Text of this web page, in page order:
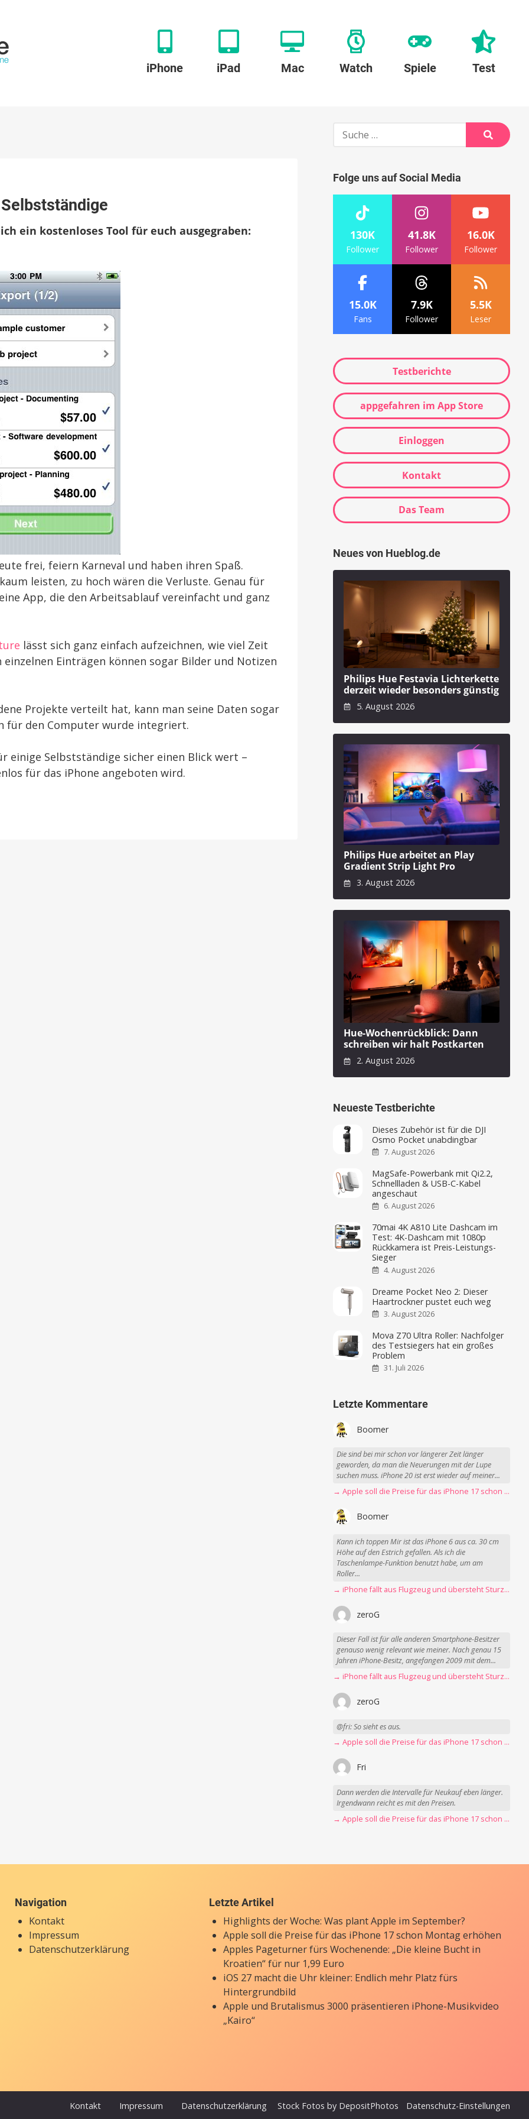
iPhone iPad Mac Watch Spiele Test
ein kostenloses Tool für euch ausgegraben:
frei, feiern Karneval und haben ihren Spaß.
leisten, zu hoch wären die Verluste. Genau für
App, die den Arbeitsablauf vereinfacht und ganz
lässt sich ganz einfach aufzeichnen, wie viel Zeit
Einträgen können sogar Bilder und Notizen
Projekte verteilt hat, kann man seine Daten sogar
für den Computer wurde integriert.
einige Selbstständige sicher einen Blick wert –
für das iPhone angeboten wird.
Suche
Suche
Folge uns auf Social Media
130K
Follower
41.8K
Follower
16.0K
Follower
15.0K
Fans
7.9K
Follower
5.5K
Leser
Testberichte
appgefahren im App Store
Einloggen
Kontakt
Das Team
Neues von Hueblog.de
Philips Hue Festavia Lichterkette
derzeit wieder besonders günstig
5. August 2026
Philips Hue arbeitet an Play
Gradient Strip Light Pro
3. August 2026
Hue-Wochenrückblick: Dann
schreiben wir halt Postkarten
2. August 2026
Neueste Testberichte
Dieses Zubehör ist für die DJI
Osmo Pocket unabdingbar
7. August 2026
MagSafe-Powerbank mit Qi2.2,
Schnellladen & USB-C-Kabel
angeschaut
6. August 2026
70mai 4K A810 Lite Dashcam im
Test: 4K-Dashcam mit 1080p
Rückkamera ist Preis-Leistungs-
Sieger
4. August 2026
Dreame Pocket Neo 2: Dieser
Haartrockner pustet euch weg
3. August 2026
Mova Z70 Ultra Roller: Nachfolger
des Testsiegers hat ein großes
Problem
31. Juli 2026
Letzte Kommentare
Boomer
Die sind bei mir schon vor längerer Zeit länger
geworden, da man die Neuerungen mit der Lupe
suchen muss. iPhone 20 ist erst wieder auf meiner...
→ Apple soll die Preise für das iPhone 17 schon Montag erhöhen
Boomer
Kann ich toppen Mir ist das iPhone 6 aus ca. 30 cm
Höhe auf den Estrich gefallen. Als ich die
Taschenlampe-Funktion benutzt habe, um am
Roller...
→ iPhone fällt aus Flugzeug und übersteht Sturz unbeschadet
zeroG
Dieser Fall ist für alle anderen Smartphone-Besitzer
genauso wenig relevant wie meiner. Nach genau 15
Jahren iPhone-Besitz, angefangen 2009 mit dem...
→ iPhone fällt aus Flugzeug und übersteht Sturz unbeschadet
zeroG
@fri: So sieht es aus.
→ Apple soll die Preise für das iPhone 17 schon Montag erhöhen
Fri
Dann werden die Intervalle für Neukauf eben länger.
Irgendwann reicht es mit den Preisen.
→ Apple soll die Preise für das iPhone 17 schon Montag erhöhen
Navigation
Kontakt
Impressum
Datenschutzerklärung
Letzte Artikel
Highlights der Woche: Was plant Apple im September?
Apple soll die Preise für das iPhone 17 schon Montag erhöhen
Apples Pageturner fürs Wochenende: „Die kleine Bucht in
Kroatien“ für nur 1,99 Euro
iOS 27 macht die Uhr kleiner: Endlich mehr Platz fürs
Hintergrundbild
Apple und Brutalismus 3000 präsentieren iPhone-Musikvideo
„Kairo“
Kontakt Impressum Datenschutzerklärung Stock Fotos by DepositPhotos Datenschutz-Einstellungen